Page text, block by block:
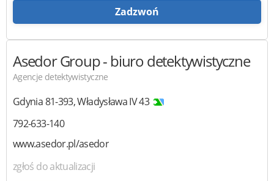
Zadzwoń
Asedor Group- biuro detektywistyczne
Agencje detektywistyczne
Gdynia81-393,Władysława IV 43
792-633-140
www.asedor.pl/asedor
zgłoś do aktualizacji